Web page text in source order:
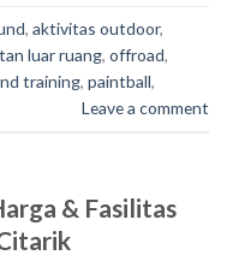
, aktivitas outdoor,
luar ruang, offroad,
training, paintball,
Leave a comment
& Fasilitas